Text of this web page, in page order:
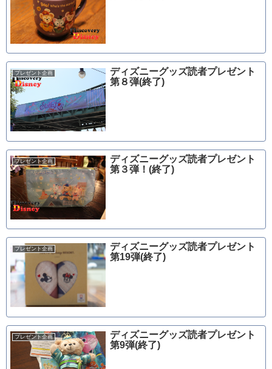
プレゼント企画
ディズニーグッズ読者プレゼント
第８弾(終了)
プレゼント企画
ディズニーグッズ読者プレゼント
第３弾！(終了)
プレゼント企画
ディズニーグッズ読者プレゼント
第19弾(終了)
プレゼント企画
ディズニーグッズ読者プレゼント
第9弾(終了)